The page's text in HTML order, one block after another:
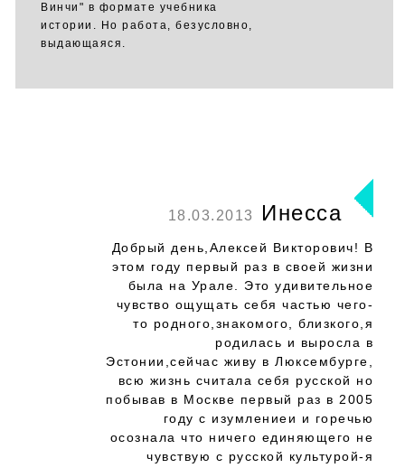
Винчи" в формате учебника
истории. Но работа, безусловно,
выдающаяся.
18.03.2013 Инесса
Добрый день,Алексей Викторович! В
этом году первый раз в своей жизни
была на Урале. Это удивительное
чувство ощущать себя частью чего-
то родного,знакомого, близкого,я
родилась и выросла в
Эстонии,сейчас живу в Люксембурге,
всю жизнь считала себя русской но
побывав в Москве первый раз в 2005
году с изумлениеи и горечью
осознала что ничего единяющего не
чувствую с русской культурой-я